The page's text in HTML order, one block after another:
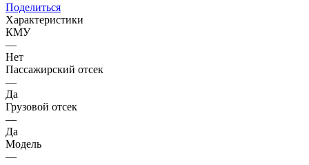
Поделиться
Характеристики
КМУ
—
Нет
Пассажирский отсек
—
Да
Грузовой отсек
—
Да
Модель
—